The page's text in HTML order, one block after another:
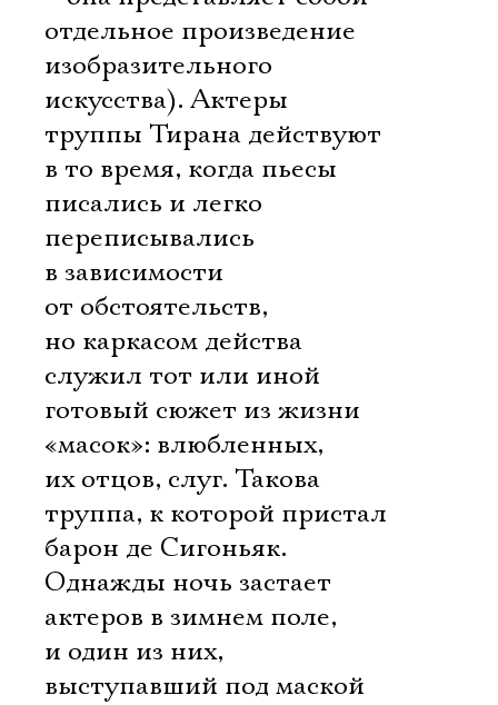
отдельное произведение
изобразительного
искусства). Актеры
труппы Тирана действуют
в то время, когда пьесы
писались и легко
переписывались
в зависимости
от обстоятельств,
но каркасом действа
служил тот или иной
готовый сюжет из жизни
«масок»: влюбленных,
их отцов, слуг. Такова
труппа, к которой пристал
барон де Сигоньяк.
Однажды ночь застает
актеров в зимнем поле,
и один из них,
выступавший под маской
Имя
Ознакомиться